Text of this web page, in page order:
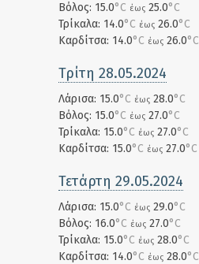
Βόλος: 15.0°C έως 25.0°C
Τρίκαλα: 14.0°C έως 26.0°C
Καρδίτσα: 14.0°C έως 26.0°C
Τρίτη 28.05.2024
Λάρισα: 15.0°C έως 28.0°C
Βόλος: 15.0°C έως 27.0°C
Τρίκαλα: 15.0°C έως 27.0°C
Καρδίτσα: 15.0°C έως 27.0°C
Τετάρτη 29.05.2024
Λάρισα: 15.0°C έως 29.0°C
Βόλος: 16.0°C έως 27.0°C
Τρίκαλα: 15.0°C έως 28.0°C
Καρδίτσα: 14.0°C έως 28.0°C